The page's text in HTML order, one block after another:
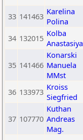
33 141463 Karelina
Polina
34 132015 Kolba
Anastasiya
35 141466
Konarski
Manuela
MMst
36 133973 Kroiss
Siegfried
37 107770
Kuthan
Andreas
Mag.